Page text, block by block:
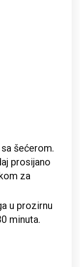
šećerom.
prosijano
za
u prozirnu
minuta.